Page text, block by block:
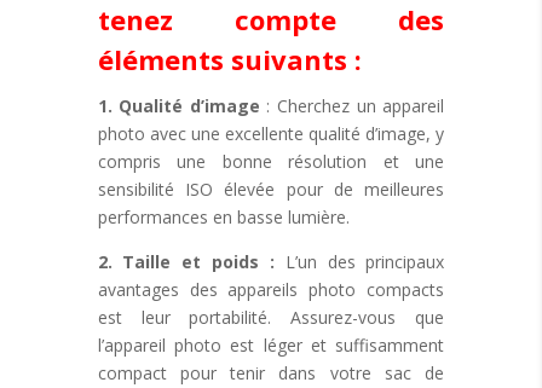
tenez compte des
éléments suivants :
1. Qualité d’image : Cherchez un appareil
photo avec une excellente qualité d’image, y
compris une bonne résolution et une
sensibilité ISO élevée pour de meilleures
performances en basse lumière.
2. Taille et poids : L’un des principaux
avantages des appareils photo compacts
est leur portabilité. Assurez-vous que
l’appareil photo est léger et suffisamment
compact pour tenir dans votre sac de